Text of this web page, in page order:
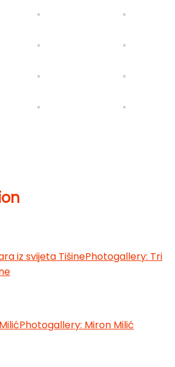
iz svijeta TišinePhotogallery: Tri
Photogallery: Miron Milić